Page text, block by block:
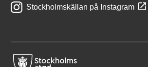
Stockholmskällan på Instagram